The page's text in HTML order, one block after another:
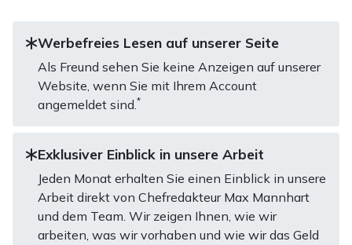
Werbefreies Lesen auf unserer Seite
Als Freund sehen Sie keine Anzeigen auf unserer
Website, wenn Sie mit Ihrem Account
angemeldet sind.*
Exklusiver Einblick in unsere Arbeit
Jeden Monat erhalten Sie einen Einblick in unsere
Arbeit direkt von Chefredakteur Max Mannhart
und dem Team. Wir zeigen Ihnen, wie wir
arbeiten, was wir vorhaben und wie wir das Geld